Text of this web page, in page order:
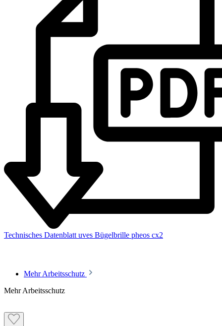
Antibeschlag-Beschichtung für klare Sicht auch bei
Für den Einsatz in Kombination mit Atemschutzmasken
UV-Schutz für die Augen bei Arbeiten im Freien
Zuverlässiger UV400-Schutz
Schlanke Bügelgeometrie ermöglicht komfortables Tragen von
Gehörschutzkapseln, Helm und Anstoßkappen
Komplett metallfrei
Technisches Datenblatt uves Bügelbrille pheos cx2
Mehr Arbeitsschutz
Mehr Arbeitsschutz